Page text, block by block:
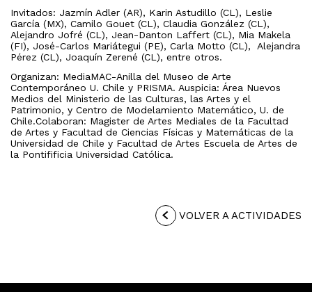
Invitados: Jazmín Adler (AR), Karin Astudillo (CL), Leslie
García (MX), Camilo Gouet (CL), Claudia González (CL),
Alejandro Jofré (CL), Jean-Danton Laffert (CL), Mia Makela
(FI), José-Carlos Mariátegui (PE), Carla Motto (CL), Alejandra
Pérez (CL), Joaquín Zerené (CL), entre otros.
Organizan: MediaMAC-Anilla del Museo de Arte
Contemporáneo U. Chile y PRISMA. Auspicia: Área Nuevos
Medios del Ministerio de las Culturas, las Artes y el
Patrimonio, y Centro de Modelamiento Matemático, U. de
Chile.Colaboran: Magister de Artes Mediales de la Facultad
de Artes y Facultad de Ciencias Físicas y Matemáticas de la
Universidad de Chile y Facultad de Artes Escuela de Artes de
la Pontifificia Universidad Católica.
VOLVER A ACTIVIDADES